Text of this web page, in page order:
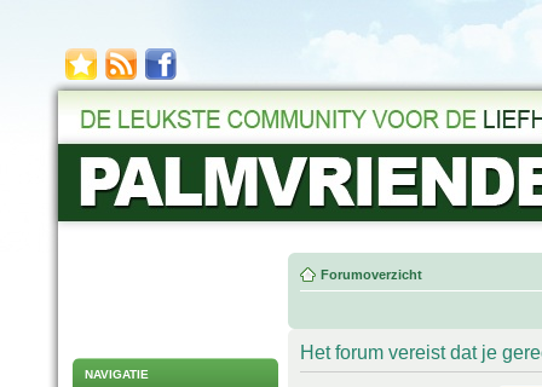
NAVIGATIE
Forumoverzicht
Het forum vereist dat je